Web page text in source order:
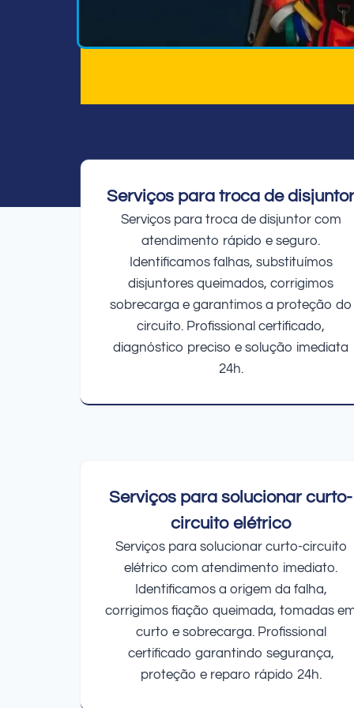
Serviços para troca de disjuntor
Serviços para troca de disjuntor com
atendimento rápido e seguro.
Identificamos falhas, substituímos
disjuntores queimados, corrigimos
sobrecarga e garantimos a proteção do
circuito. Profissional certificado,
diagnóstico preciso e solução imediata
24h.
Serviços para solucionar curto-
circuito elétrico
Serviços para solucionar curto-circuito
elétrico com atendimento imediato.
Identificamos a origem da falha,
corrigimos fiação queimada, tomadas
curto e sobrecarga. Profissional
certificado garantindo segurança,
proteção e reparo rápido 24h.